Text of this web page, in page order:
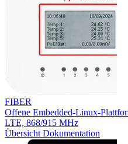
FIBER
Offene Embedded-Linux-
LTE, 868/915 MHz
Übersicht Dokumentation